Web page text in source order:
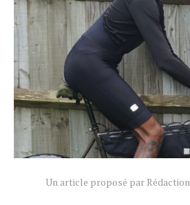
Un article proposé par Rédaction